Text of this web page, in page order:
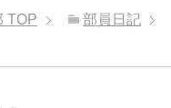
TOP 部員日記